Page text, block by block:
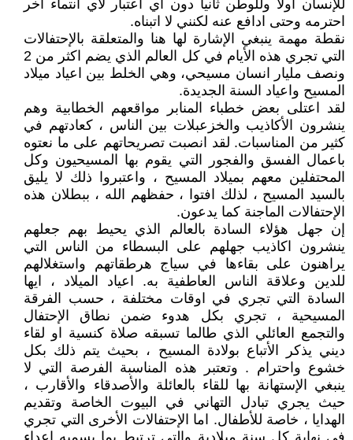
للإنسان اولاً وللوطن ثانياً دون اي اعتبار لأي انتماء آخر
احترمه وحتى ادافع عنه لكنني لا اتبناه.
نقطة مهمة ينبغي الإشارة لها هنا والمتعلقة بالإحتفالات
التي تجري هذه الأيام في كل العالم الذي يضم اكثر من 2
ونصف مليار انسان مسيحي، وهي الخلط بين اعياد ميلاد
المسيح واعياد السنة الجديدة.
لقد اعتلى بعض خطباء المنابر مواقعهم الخطابية وهم
ينشرون الأكاذيب والخزعبلات بين الناس ، كعادتهم في
كثير من المناسبات. لقد انصبت تصريحاتهم على ما نعتوه
باعمال الفسق والفجور التي يقوم بها المسيحيون وكل
المحتفلين معهم بميلاد المسيح ، واعتبروا ذلك لا يليق
بالسيد المسيح ، لذلك افتوا ، حفظهم الله ، ببطلان هذه
الإحتفالات الماجنة كما يدعون.
إن جهل هؤلاء السادة بالعالم الذي يحيط بهم جعلهم
ينشرون اكاذيب جهلهم على البسطاء من الناس التي
يراهنون على بقاءها في سياج هرطقاتهم واستغلالهم
للدين وعلاقة الناس العاطفية به. اعياد الميلاد ، ايها
السادة التي تجري في اوقات مختلفة ، حسب الفرقة
المسيحية ، تجري بكل هدوء ضمن نطاق الإحتفال
والتجمع العائلي الذي طالما تسبقه صلاة كنسية او لقاء
ديني يذكر الأتباع بولادة المسيح ، بحيث يتم ذلك بكل
خشوع واحترام . وتعتبر هذه المناسبة الفرصة التي لا
ينبغي الإستهانة بها للقاء بالعائلة والأصدقاء والأقارب ،
حيث يجري تبادل التهاني في البيوت الخاصة وتقديم
الهدايا ، خاصة للأطفال. اما الإحتفالات الأخرى التي تجري